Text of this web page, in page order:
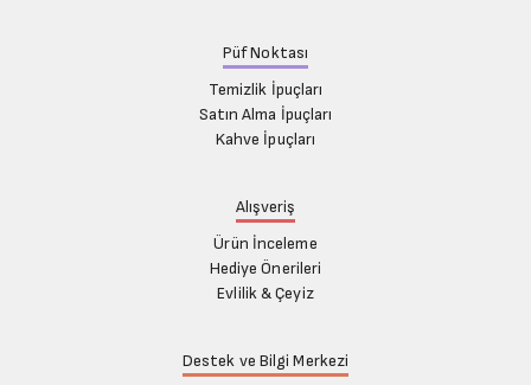
Püf Noktası
Temizlik İpuçları
Satın Alma İpuçları
Kahve İpuçları
Alışveriş
Ürün İnceleme
Hediye Önerileri
Evlilik & Çeyiz
Destek ve Bilgi Merkezi